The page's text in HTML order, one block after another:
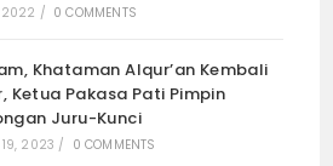
2022 / 0 COMMENTS
Khataman Alqur’an Kembali
Ketua Pakasa Pati Pimpin
Juru-Kunci
19, 2023 / 0 COMMENTS